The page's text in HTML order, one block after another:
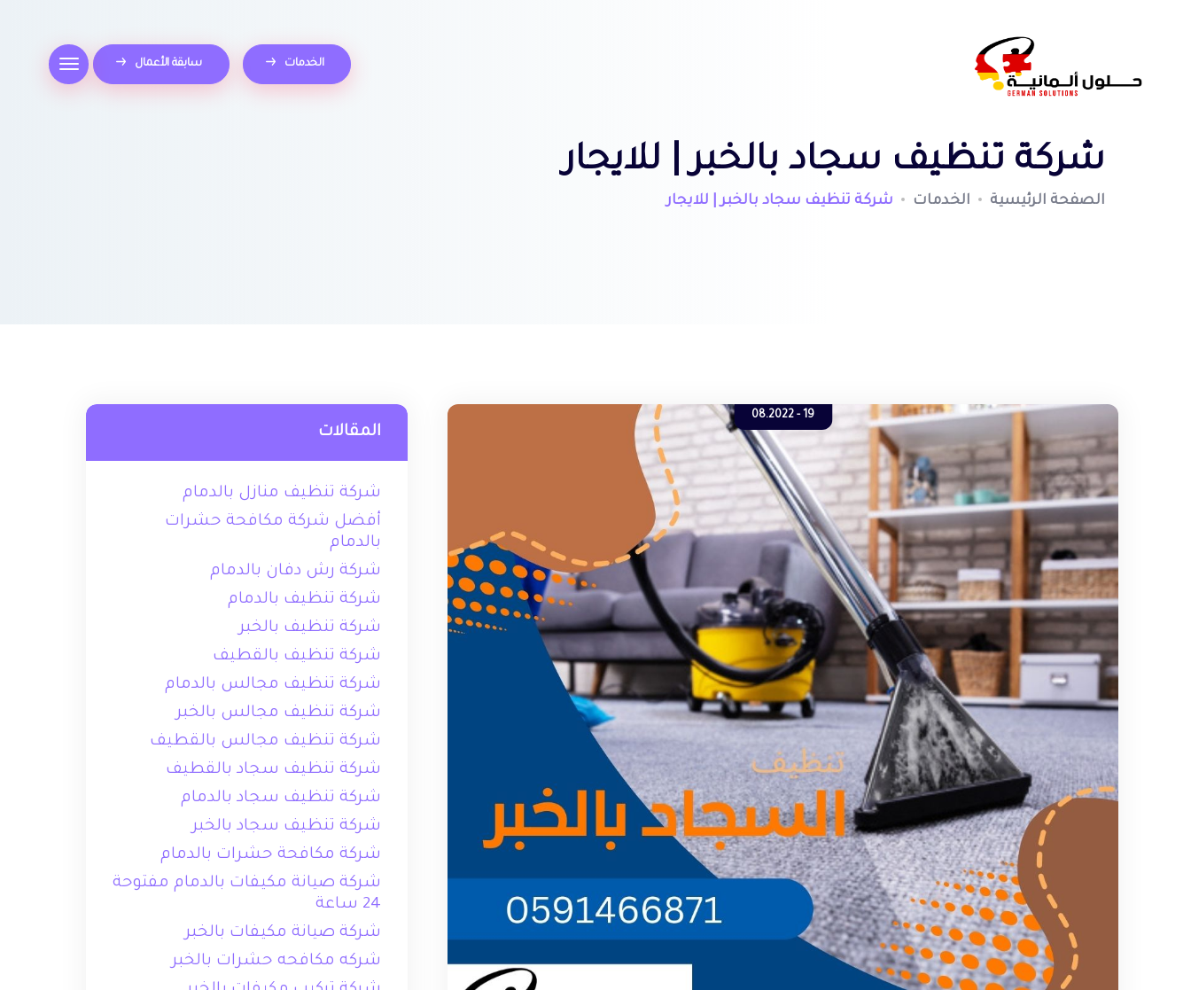
الخدمات سابقة الأعمال
شركة تنظيف سجاد بالخبر | للايجار
الصفحة الرئيسية الخدمات شركة تنظيف سجاد بالخبر | للايجار
19 - 08.2022
المقالات
شركة تنظيف منازل بالدمام
أفضل شركة مكافحة حشرات
بالدمام
شركة رش دفان بالدمام
شركة تنظيف بالدمام
شركة تنظيف بالخبر
شركة تنظيف بالقطيف
شركة تنظيف مجالس بالدمام
شركة تنظيف مجالس بالخبر
شركة تنظيف مجالس بالقطيف
شركة تنظيف سجاد بالقطيف
شركة تنظيف سجاد بالدمام
شركة تنظيف سجاد بالخبر
شركة مكافحة حشرات بالدمام
شركة صيانة مكيفات بالدمام مفتوحة
24 ساعة
شركة صيانة مكيفات بالخبر
شركه مكافحه حشرات بالخبر